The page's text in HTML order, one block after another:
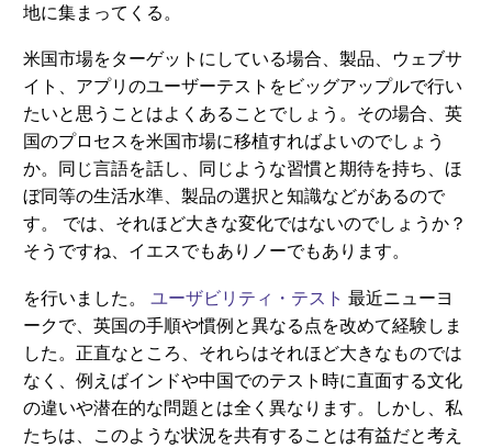
地に集まってくる。
米国市場をターゲットにしている場合、製品、ウェブサ
イト、アプリのユーザーテストをビッグアップルで行い
たいと思うことはよくあることでしょう。その場合、英
国のプロセスを米国市場に移植すればよいのでしょう
か。同じ言語を話し、同じような習慣と期待を持ち、ほ
ぼ同等の生活水準、製品の選択と知識などがあるので
す。 では、それほど大きな変化ではないのでしょうか？
そうですね、イエスでもありノーでもあります。
を行いました。 ユーザビリティ・テスト 最近ニューヨ
ークで、英国の手順や慣例と異なる点を改めて経験しま
した。正直なところ、それらはそれほど大きなものでは
なく、例えばインドや中国でのテスト時に直面する文化
の違いや潜在的な問題とは全く異なります。しかし、私
たちは、このような状況を共有することは有益だと考え